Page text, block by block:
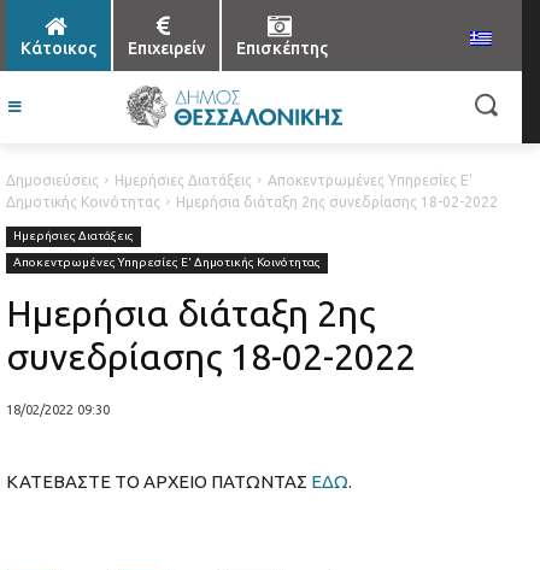
Κάτοικος Επιχειρείν Επισκέπτης
Δημοσιεύσεις Ημερήσιες Διατάξεις
Αποκεντρωμένες Υπηρεσίες Ε'
Δημοτικής Κοινότητας
Ημερήσια διάταξη 2ης συνεδρίασης 18-02-2022
Ημερήσιες Διατάξεις
Αποκεντρωμένες Υπηρεσίες Ε' Δημοτικής Κοινότητας
Ημερήσια διάταξη 2ης
συνεδρίασης 18-02-2022
18/02/2022 09:30
ΚΑΤΕΒΑΣΤΕ ΤΟ ΑΡΧΕΙΟ ΠΑΤΩΝΤΑΣ ΕΔΩ.